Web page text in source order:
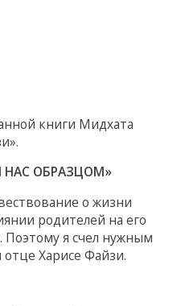
книги Мидхата
ОБРАЗЦОМ»
о жизни
родителей на его
я счел нужным
Харисе Файзи.